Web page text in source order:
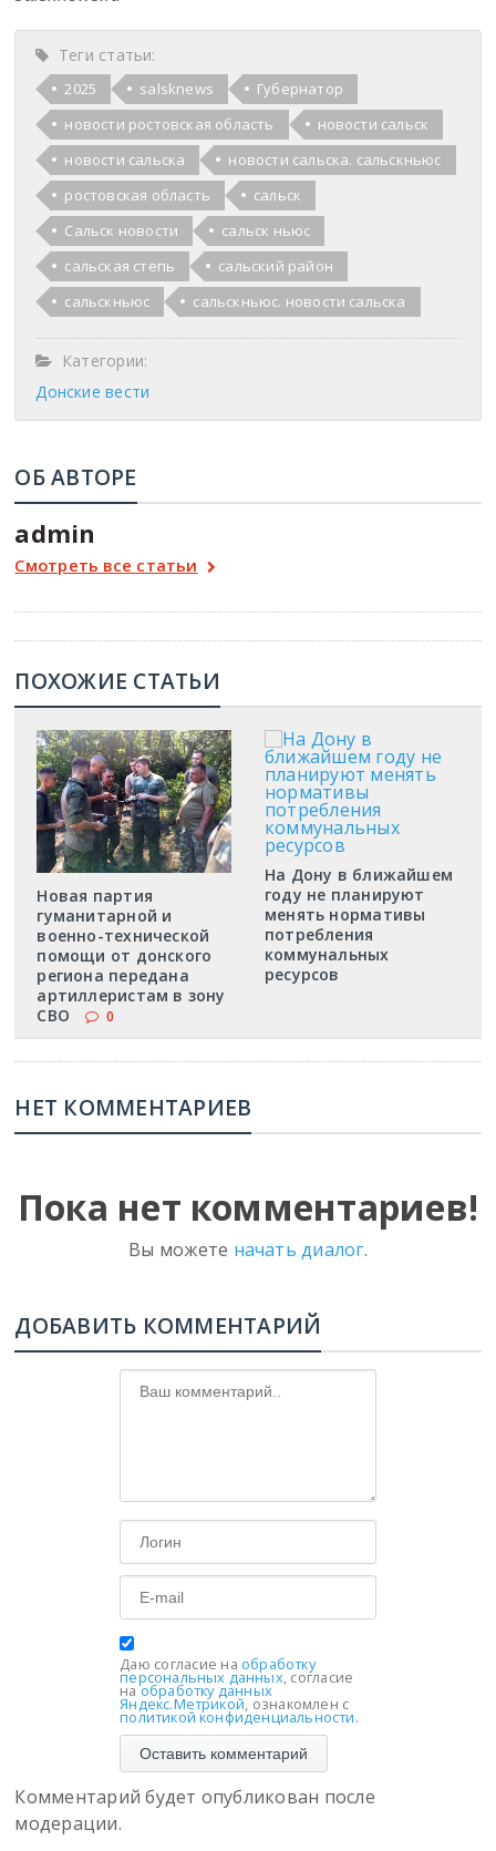
Теги статьи:
2025 salsknews
Губернатор
новости ростовская область
новости сальск
новости сальска
новости сальска. сальскньюс
ростовская область
сальск
Сальск новости
сальск ньюс
сальская степь
сальский район
сальскньюс
сальскньюс. новости сальска
Категории:
Донские вести
ОБ АВТОРЕ
admin
Смотреть все статьи
ПОХОЖИЕ СТАТЬИ
Новая партия
гуманитарной и
военно-технической
помощи от донского
региона передана
артиллеристам в зону
СВО
0
На Дону в ближайшем
году не планируют
менять нормативы
потребления
коммунальных
ресурсов
НЕТ КОММЕНТАРИЕВ
Пока нет комментариев!
Вы можете начать диалог.
ДОБАВИТЬ КОММЕНТАРИЙ
Даю согласие на обработку
персональных данных, согласие
наобработку данных
Яндекс.Метрикой, ознакомлен с
политикой конфиденциальности.
Комментарий будет опубликован после
модерации.